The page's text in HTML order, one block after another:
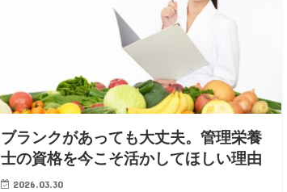
ブランクがあっても大丈夫。管理栄養
士の資格を今こそ活かしてほしい理由
2026.03.30